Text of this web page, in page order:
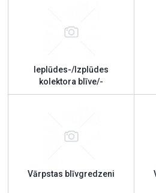
Ieplūdes-/Izplūdes
kolektora blīve/-
blīvgredzens
Vārpstas blīvgredzeni